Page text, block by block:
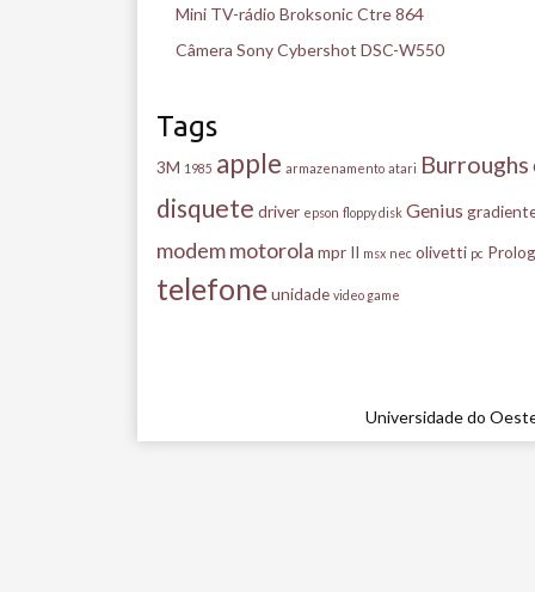
Mini TV-rádio Broksonic Ctre 864
Câmera Sony Cybershot DSC-W550
Tags
3M 1985 apple armazenamento atari Burroughs
disquete driver epson floppy disk Genius
modemmotorola mpr II msx nec olivetti pc
telefoneunidade video game
Universidade do